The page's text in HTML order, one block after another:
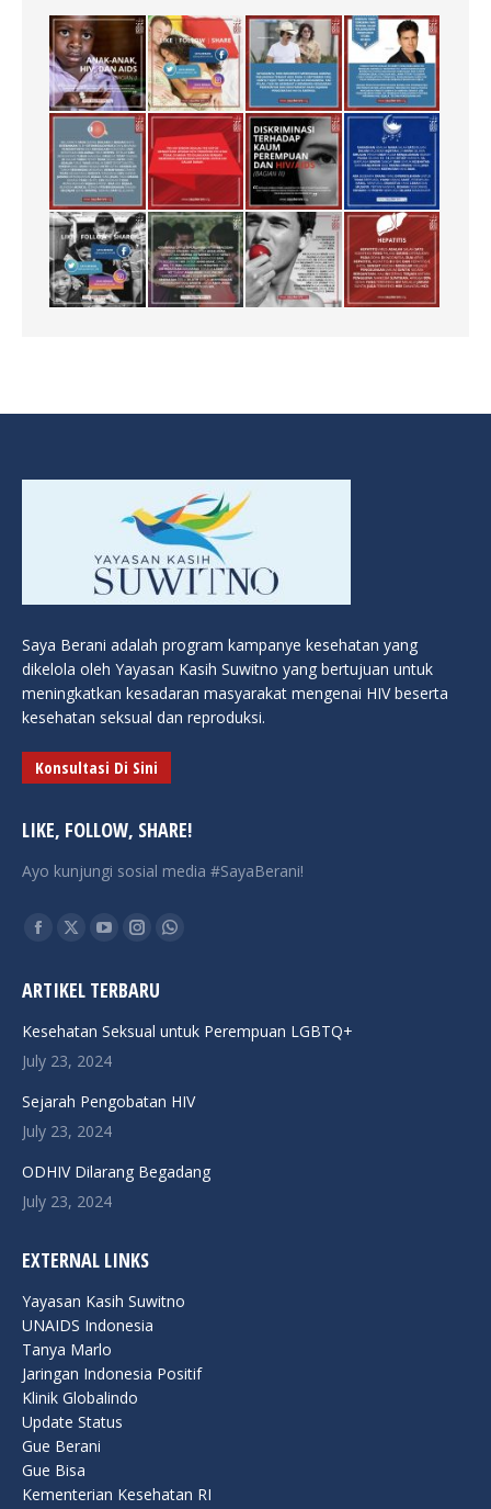
Saya Berani adalah program kampanye kesehatan yang
dikelola oleh Yayasan Kasih Suwitno yang bertujuan untuk
meningkatkan kesadaran masyarakat mengenai HIV beserta
kesehatan seksual dan reproduksi.
Konsultasi Di Sini
LIKE, FOLLOW, SHARE!
Ayo kunjungi sosial media #SayaBerani!
Find us on:
Facebook
opens
in
new
X
opens
in
new
YouTube
opens
in
new
Instagram
opens
in
Whatsapp
in
ARTIKEL TERBARU
Kesehatan Seksual untuk Perempuan LGBTQ+
July 23, 2024
Sejarah Pengobatan HIV
July 23, 2024
ODHIV Dilarang Begadang
July 23, 2024
EXTERNAL LINKS
Yayasan Kasih Suwitno
UNAIDS Indonesia
Tanya Marlo
Jaringan Indonesia Positif
Klinik Globalindo
Update Status
Gue Berani
Gue Bisa
Kementerian Kesehatan RI